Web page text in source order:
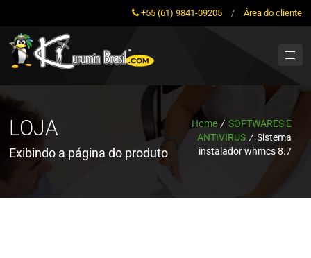
+55 (61) 9841-09205 / Área do cliente
LOJA
Exibindo a página do produto
Home / SOFTWARES E
ANTIVIRUS / Sistema
instalador whmcs 8.7